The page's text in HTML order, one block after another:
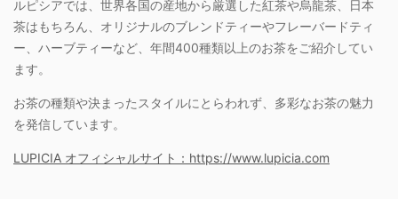
ルピシアでは、世界各国の産地から厳選した紅茶や烏龍茶、日本
茶はもちろん、オリジナルのブレンドティーやフレーバードティ
ー、ハーブティーなど、年間400種類以上のお茶をご紹介してい
ます。
お茶の種類や決まったスタイルにとらわれず、多彩なお茶の魅力
を発信しています。
LUPICIA オフィシャルサイト：https://www.lupicia.com